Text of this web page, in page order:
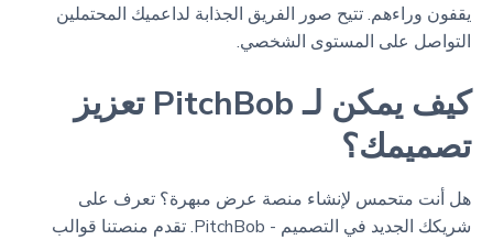
يقفون وراءهم. تتيح صور الفريق الجذابة لداعميك المحتملين
التواصل على المستوى الشخصي.
كيف يمكن لـ PitchBob تعزيز
تصميمك؟
هل أنت متحمس لإنشاء منصة عرض مبهرة؟ تعرف على
شريكك الجديد في التصميم - PitchBob. تقدم منصتنا قوالب